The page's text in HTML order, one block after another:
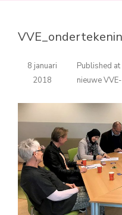
Published
8 januari
2018
at
nieuwe